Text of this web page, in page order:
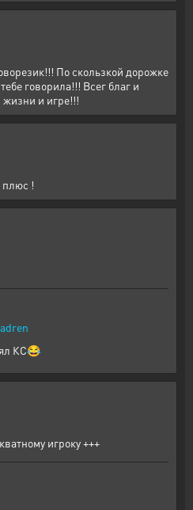
По скользкой дорожке
говорила!!! Всег благ и
жизни и игре!!!
плюс !
КС😂
игроку +++